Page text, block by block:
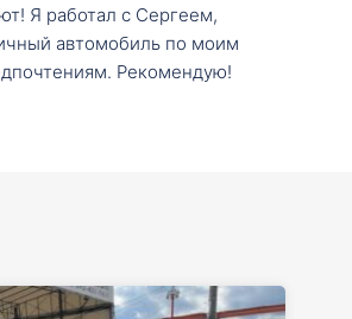
Я работал с Сергеем,
автомобиль по моим
Рекомендую!